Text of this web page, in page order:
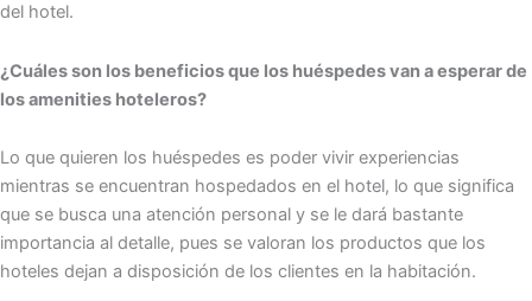
del hotel.
¿Cuáles son los beneficios que los huéspedes van a esperar de
los amenities hoteleros?
Lo que quieren los huéspedes es poder vivir experiencias
mientras se encuentran hospedados en el hotel, lo que significa
que se busca una atención personal y se le dará bastante
importancia al detalle, pues se valoran los productos que los
hoteles dejan a disposición de los clientes en la habitación.